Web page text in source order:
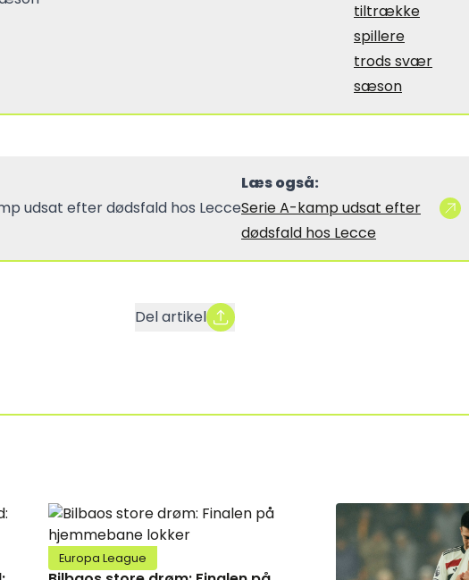
tiltrække
spillere
trods svær
sæson
Læs også:
Serie A-kamp udsat efter
dødsfald hos Lecce
Del artikel
Europa League